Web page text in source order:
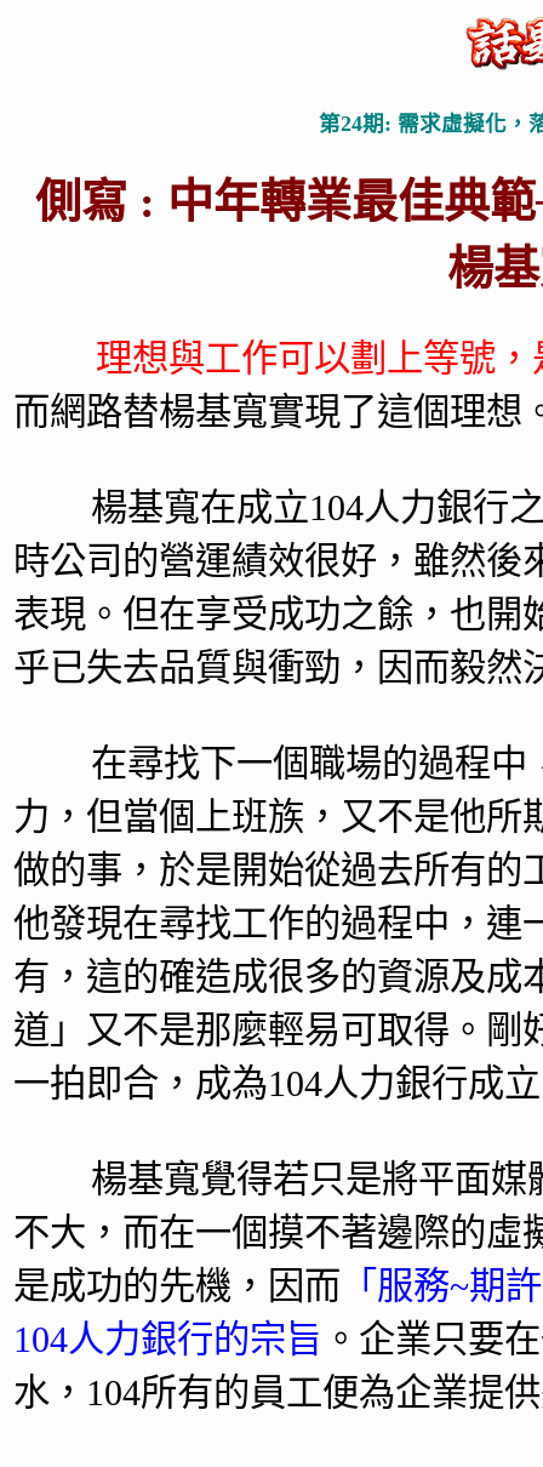
第24期: 需求虛擬化，
側寫 : 中年轉業最佳典
楊
理想與工作可以劃上等號
而網路替楊基寬實現了這個理想
楊基寬在成立104人力銀行之
時公司的營運績效很好，雖然
表現。但在享受成功之餘，也開
乎已失去品質與衝勁，因而毅然
在尋找下一個職場的過程中
力，但當個上班族，又不是他
做的事，於是開始從過去所有的
他發現在尋找工作的過程中，連
有，這的確造成很多的資源及成
道」又不是那麼輕易可取得。剛
一拍即合，成為104人力銀行成
楊基寬覺得若只是將平面媒
不大，而在一個摸不著邊際的虛
是成功的先機，因而 「服務~期
104人力銀行的宗旨 。企業只要
水，104所有的員工便為企業提